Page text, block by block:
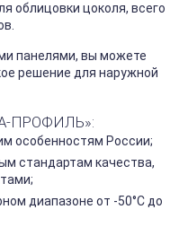
облицовки цоколя, всего
панелями, вы можете
решение для наружной
ПРОФИЛЬ»:
особенностям России;
стандартам качества,
диапазоне от -50°С до